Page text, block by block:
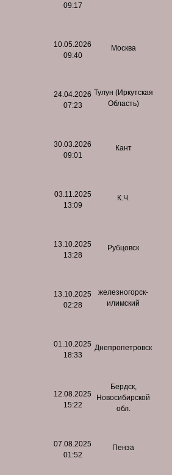
09:17
10.05.2026
09:40
Москва
24.04.2026
07:23
Тулун (Иркутская
Область)
30.03.2026
09:01
Кант
03.11.2025
13:09
К.Ч.
13.10.2025
13:28
Рубцовск
13.10.2025
02:28
железногорск-
илимский
01.10.2025
18:33
Днепропетровск
12.08.2025
15:22
Бердск,
Новосибирской
обл.
07.08.2025
01:52
Пенза